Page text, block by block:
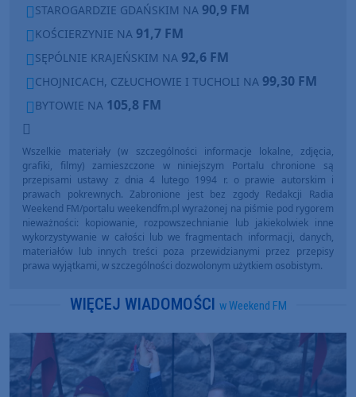
STAROGARDZIE GDAŃSKIM NA 90,9 FM
KOŚCIERZYNIE NA 91,7 FM
SĘPÓLNIE KRAJEŃSKIM NA 92,6 FM
CHOJNICACH, CZŁUCHOWIE I TUCHOLI NA 99,30 FM
BYTOWIE NA 105,8 FM
Wszelkie materiały (w szczególności informacje lokalne, zdjęcia,
grafiki, filmy) zamieszczone w niniejszym Portalu chronione są
przepisami ustawy z dnia 4 lutego 1994 r. o prawie autorskim i
prawach pokrewnych. Zabronione jest bez zgody Redakcji Radia
Weekend FM/portalu weekendfm.pl wyrażonej na piśmie pod rygorem
nieważności: kopiowanie, rozpowszechnianie lub jakiekolwiek inne
wykorzystywanie w całości lub we fragmentach informacji, danych,
materiałów lub innych treści poza przewidzianymi przez przepisy
prawa wyjątkami, w szczególności dozwolonym użytkiem osobistym.
WIĘCEJ WIADOMOŚCI w Weekend FM